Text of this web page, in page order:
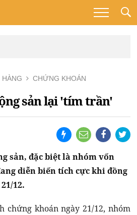
CHỨNG KHOÁN
sản lại 'tím trần'
sản, đặc biệt là nhóm vốn
diễn biến tích cực khi đồng
12.
chứng khoán ngày 21/12, nhóm